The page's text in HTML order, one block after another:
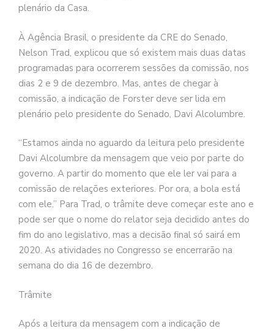
plenário da Casa.
À Agência Brasil, o presidente da CRE do Senado,
Nelson Trad, explicou que só existem mais duas datas
programadas para ocorrerem sessões da comissão, nos
dias 2 e 9 de dezembro. Mas, antes de chegar à
comissão, a indicação de Forster deve ser lida em
plenário pelo presidente do Senado, Davi Alcolumbre.
“Estamos ainda no aguardo da leitura pelo presidente
Davi Alcolumbre da mensagem que veio por parte do
governo. A partir do momento que ele ler vai para a
comissão de relações exteriores. Por ora, a bola está
com ele.” Para Trad, o trâmite deve começar este ano e
pode ser que o nome do relator seja decidido antes do
fim do ano legislativo, mas a decisão final só sairá em
2020. As atividades no Congresso se encerrarão na
semana do dia 16 de dezembro.
Trâmite
Após a leitura da mensagem com a indicação de